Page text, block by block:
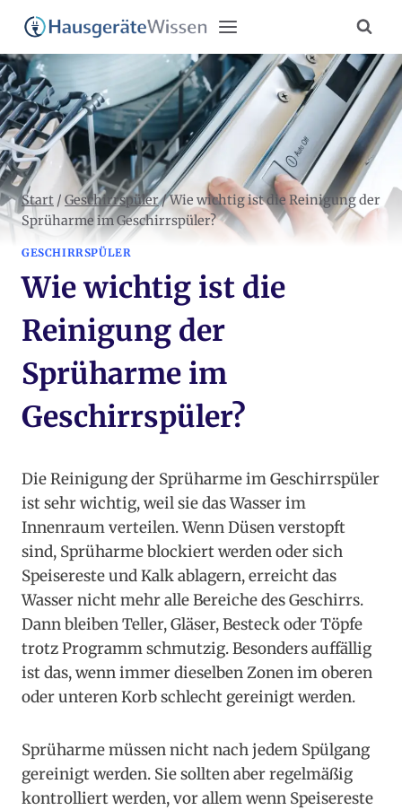
Zum
Inhalt
springen
Start / Geschirrspüler/Wie wichtig ist die Reinigung der
Sprüharme im Geschirrspüler?
GESCHIRRSPÜLER
Wie wichtig ist die
Reinigung der
Sprüharme im
Geschirrspüler?
Die Reinigung der Sprüharme im Geschirrspüler
ist sehr wichtig, weil sie das Wasser im
Innenraum verteilen. Wenn Düsen verstopft
sind, Sprüharme blockiert werden oder sich
Speisereste und Kalk ablagern, erreicht das
Wasser nicht mehr alle Bereiche des Geschirrs.
Dann bleiben Teller, Gläser, Besteck oder Töpfe
trotz Programm schmutzig. Besonders auffällig
ist das, wenn immer dieselben Zonen im oberen
oder unteren Korb schlecht gereinigt werden.
Sprüharme müssen nicht nach jedem Spülgang
gereinigt werden. Sie sollten aber regelmäßig
kontrolliert werden, vor allem wenn Speisereste